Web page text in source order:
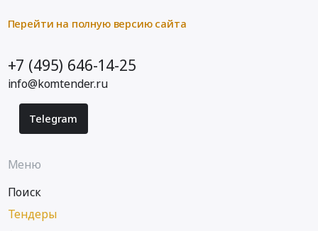
Перейти на полную версию сайта
+7 (495) 646-14-25
info@komtender.ru
Telegram
Меню
Поиск
Тендеры